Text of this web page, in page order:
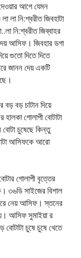
আগে যেমন
লা নি:শ্বরীত জিবহাটা
নি:শ্বরীত জিব্বাহর
আসিফ। জিবহার ডগা
গুতো দিতে দিতে
জানন দেয় একটি
বড় চাটান দিয়ে
গোলাপী বোটাটা
চুষেছে কিন্তু
আসিফকে আরো
গোলাপী বৃত্তের
৩৬ডি সাইজের বিশাল
নেয় আসিফ। স্তনের
আসিফ সুমাইয়া র
চুষে চুষে খেতে